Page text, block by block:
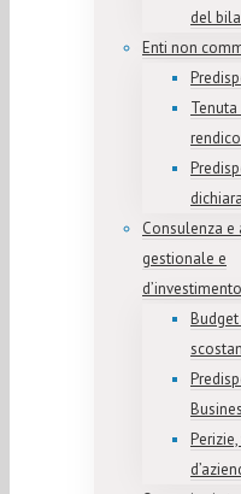
del
Enti non
Consulenza e
gestionale e
d’investimento